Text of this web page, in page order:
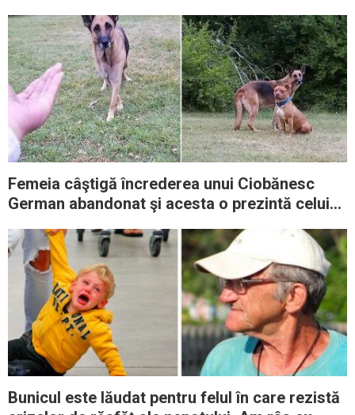
Femeia câştigă încrederea unui Ciobănesc
German abandonat şi acesta o prezintă celui
Bunicul este lăudat pentru felul în care rezistă